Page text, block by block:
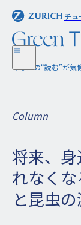
チュ
あなたの“読む”が気
チュ
あなたの“読む”が気
Column
将来、
れなく
と昆虫